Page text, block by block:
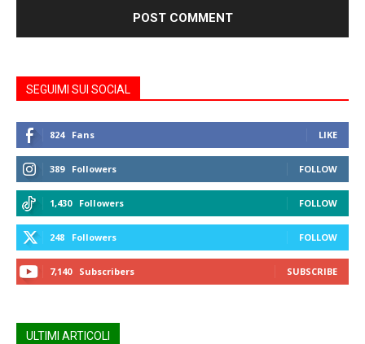
SEGUIMI SUI SOCIAL
824 Fans LIKE
389 Followers FOLLOW
1,430 Followers FOLLOW
248 Followers FOLLOW
7,140 Subscribers SUBSCRIBE
ULTIMI ARTICOLI